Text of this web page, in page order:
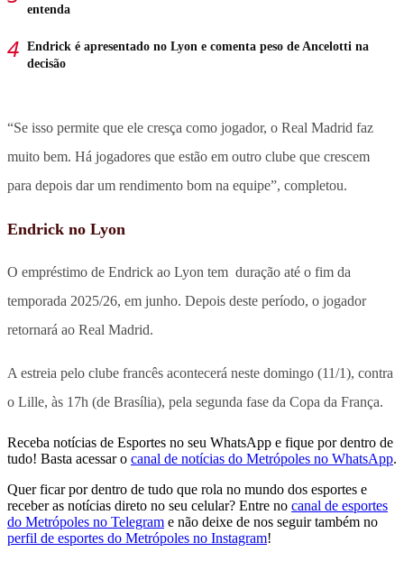
entenda
Endrick é apresentado no Lyon e comenta peso de Ancelotti na
decisão
“Se isso permite que ele cresça como jogador, o Real Madrid faz
muito bem. Há jogadores que estão em outro clube que crescem
para depois dar um rendimento bom na equipe”, completou.
Endrick no Lyon
O empréstimo de Endrick ao Lyon tem duração até o fim da
temporada 2025/26, em junho. Depois deste período, o jogador
retornará ao Real Madrid.
A estreia pelo clube francês acontecerá neste domingo (11/1), contra
o Lille, às 17h (de Brasília), pela segunda fase da Copa da França.
Receba notícias de Esportes no seu WhatsApp e fique por dentro de
tudo! Basta acessar o canal de notícias do Metrópoles no WhatsApp.
Quer ficar por dentro de tudo que rola no mundo dos esportes e
receber as notícias direto no seu celular? Entre no canal de esportes
do Metrópoles no Telegram e não deixe de nos seguir também no
perfil de esportes do Metrópoles no Instagram!